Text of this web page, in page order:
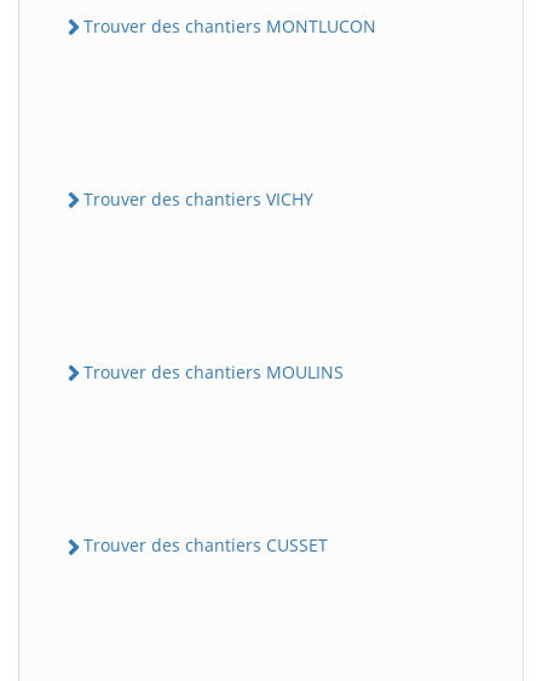
Trouver des chantiers MONTLUCON
Trouver des chantiers VICHY
Trouver des chantiers MOULINS
Trouver des chantiers CUSSET